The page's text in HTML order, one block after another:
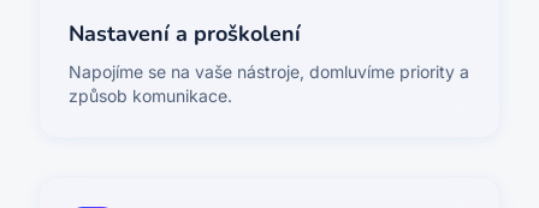
Nastavení a proškolení
Napojíme se na vaše nástroje, domluvíme priority a
způsob komunikace.